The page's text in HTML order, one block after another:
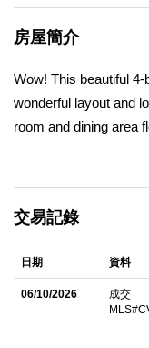
房屋簡介
Wow! This beautiful
wonderful layout and
room and dining area
through bedroom that
with plenty of room
making it ideal for
garage offers extra
交易記錄
日期 資料
06/10/2026
成交